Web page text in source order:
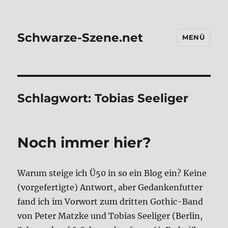
Schwarze-Szene.net MENÜ
Schlagwort:Tobias Seeliger
Noch immer hier?
War­um stei­ge ich Ü50 in so ein Blog ein? Kei­ne
(vor­ge­fer­tig­te) Ant­wort, aber Gedan­ken­fut­ter
fand ich im Vor­wort zum drit­ten Gothic-Band
von Peter Matz­ke und Tobi­as See­li­ger (Ber­lin,